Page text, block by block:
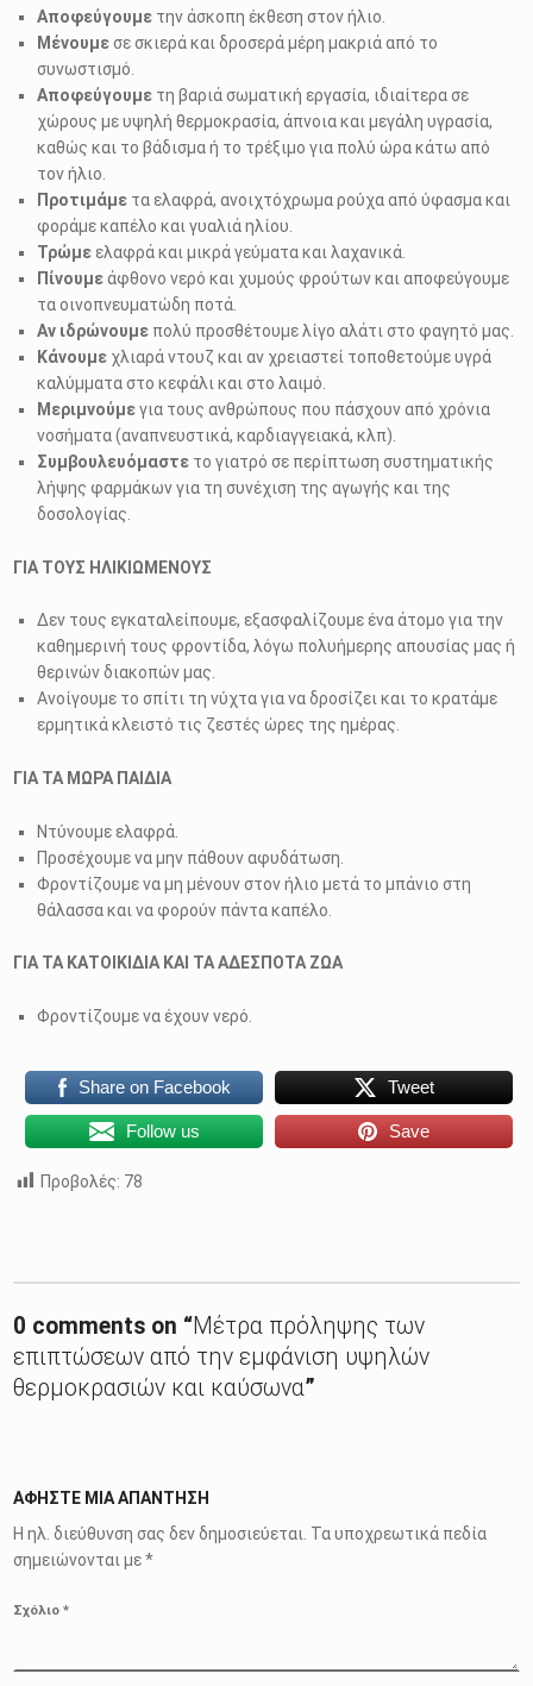
Αποφεύγουμετην άσκοπη έκθεση στον ήλιο.
Μένουμεσε σκιερά και δροσερά μέρη μακριά από το
συνωστισμό.
Αποφεύγουμετη βαριά σωματική εργασία, ιδιαίτερα σε
χώρους με υψηλή θερμοκρασία, άπνοια και μεγάλη υγρασία,
καθώς και το βάδισμα ή το τρέξιμο για πολύ ώρα κάτω από
τον ήλιο.
Προτιμάμετα ελαφρά, ανοιχτόχρωμα ρούχα από ύφασμα και
φοράμε καπέλο και γυαλιά ηλίου.
Τρώμεελαφρά και μικρά γεύματα και λαχανικά.
Πίνουμεάφθονο νερό και χυμούς φρούτων και αποφεύγουμε
τα οινοπνευματώδη ποτά.
Αν ιδρώνουμεπολύ προσθέτουμε λίγο αλάτι στο φαγητό μας.
Κάνουμεχλιαρά ντουζ και αν χρειαστεί τοποθετούμε υγρά
καλύμματα στο κεφάλι και στο λαιμό.
Μεριμνούμεγια τους ανθρώπους που πάσχουν από χρόνια
νοσήματα (αναπνευστικά, καρδιαγγειακά, κλπ).
Συμβουλευόμαστετο γιατρό σε περίπτωση συστηματικής
λήψης φαρμάκων για τη συνέχιση της αγωγής και της
δοσολογίας.
ΓΙΑ ΤΟΥΣ ΗΛΙΚΙΩΜΕΝΟΥΣ
Δεν τους εγκαταλείπουμε, εξασφαλίζουμε ένα άτομο για την
καθημερινή τους φροντίδα, λόγω πολυήμερης απουσίας μας ή
θερινών διακοπών μας.
Ανοίγουμε το σπίτι τη νύχτα για να δροσίζει και το κρατάμε
ερμητικά κλειστό τις ζεστές ώρες της ημέρας.
ΓΙΑ ΤΑ ΜΩΡΑ ΠΑΙΔΙΑ
Ντύνουμε ελαφρά.
Προσέχουμε να μην πάθουν αφυδάτωση.
Φροντίζουμε να μη μένουν στον ήλιο μετά το μπάνιο στη
θάλασσα και να φορούν πάντα καπέλο.
ΓΙΑ ΤΑ ΚΑΤΟΙΚΙΔΙΑ ΚΑΙ ΤΑ ΑΔΕΣΠΟΤΑ ΖΩΑ
Φροντίζουμε να έχουν νερό.
Share on Facebook Tweet
Follow us Save
Προβολές: 78
0 comments on “Μέτρα πρόληψης των
επιπτώσεων από την εμφάνιση υψηλών
θερμοκρασιών και καύσωνα”
ΑΦΉΣΤΕ ΜΙΑ ΑΠΆΝΤΗΣΗ
Η ηλ. διεύθυνση σας δεν δημοσιεύεται. Τα υποχρεωτικά πεδία
σημειώνονται με*
Σχόλιο*